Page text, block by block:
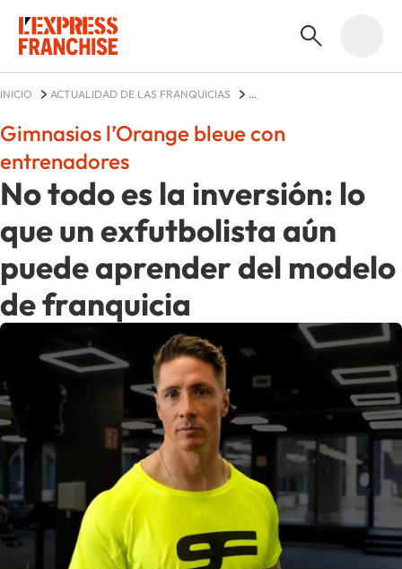
INICIO
ACTUALIDAD DE LAS FRANQUICIAS
No todo es la inversión: lo
que un exfutbolista aún
puede aprender del modelo
de franquicia
Gimnasios l’Orange bleue con
entrenadores